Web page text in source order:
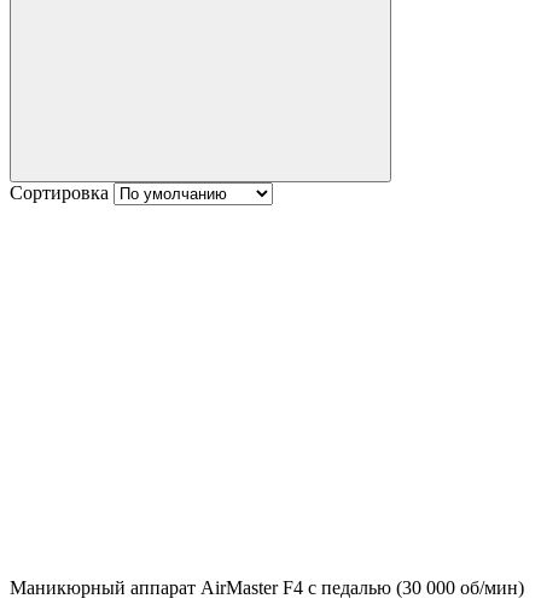
Сортировка
Маникюрный аппарат AirMaster F4 с педалью (30 000 об/мин)